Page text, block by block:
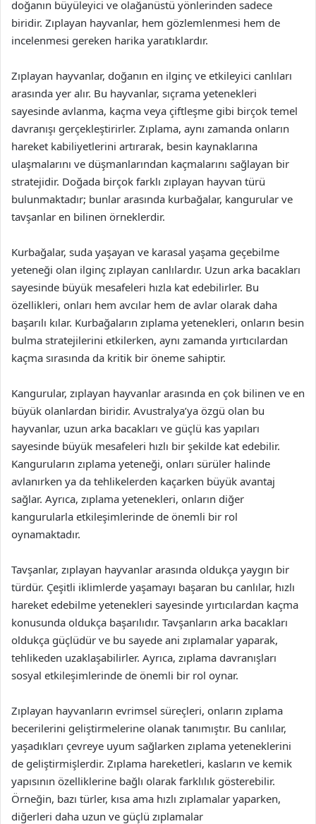
doğanın büyüleyici ve olağanüstü yönlerinden sadece
biridir. Zıplayan hayvanlar, hem gözlemlenmesi hem de
incelenmesi gereken harika yaratıklardır.
Zıplayan hayvanlar, doğanın en ilginç ve etkileyici canlıları
arasında yer alır. Bu hayvanlar, sıçrama yetenekleri
sayesinde avlanma, kaçma veya çiftleşme gibi birçok temel
davranışı gerçekleştirirler. Zıplama, aynı zamanda onların
hareket kabiliyetlerini artırarak, besin kaynaklarına
ulaşmalarını ve düşmanlarından kaçmalarını sağlayan bir
stratejidir. Doğada birçok farklı zıplayan hayvan türü
bulunmaktadır; bunlar arasında kurbağalar, kangurular ve
tavşanlar en bilinen örneklerdir.
Kurbağalar, suda yaşayan ve karasal yaşama geçebilme
yeteneği olan ilginç zıplayan canlılardır. Uzun arka bacakları
sayesinde büyük mesafeleri hızla kat edebilirler. Bu
özellikleri, onları hem avcılar hem de avlar olarak daha
başarılı kılar. Kurbağaların zıplama yetenekleri, onların besin
bulma stratejilerini etkilerken, aynı zamanda yırtıcılardan
kaçma sırasında da kritik bir öneme sahiptir.
Kangurular, zıplayan hayvanlar arasında en çok bilinen ve en
büyük olanlardan biridir. Avustralya’ya özgü olan bu
hayvanlar, uzun arka bacakları ve güçlü kas yapıları
sayesinde büyük mesafeleri hızlı bir şekilde kat edebilir.
Kanguruların zıplama yeteneği, onları sürüler halinde
avlanırken ya da tehlikelerden kaçarken büyük avantaj
sağlar. Ayrıca, zıplama yetenekleri, onların diğer
kangurularla etkileşimlerinde de önemli bir rol
oynamaktadır.
Tavşanlar, zıplayan hayvanlar arasında oldukça yaygın bir
türdür. Çeşitli iklimlerde yaşamayı başaran bu canlılar, hızlı
hareket edebilme yetenekleri sayesinde yırtıcılardan kaçma
konusunda oldukça başarılıdır. Tavşanların arka bacakları
oldukça güçlüdür ve bu sayede ani zıplamalar yaparak,
tehlikeden uzaklaşabilirler. Ayrıca, zıplama davranışları
sosyal etkileşimlerinde de önemli bir rol oynar.
Zıplayan hayvanların evrimsel süreçleri, onların zıplama
becerilerini geliştirmelerine olanak tanımıştır. Bu canlılar,
yaşadıkları çevreye uyum sağlarken zıplama yeteneklerini
de geliştirmişlerdir. Zıplama hareketleri, kasların ve kemik
yapısının özelliklerine bağlı olarak farklılık gösterebilir.
Örneğin, bazı türler, kısa ama hızlı zıplamalar yaparken,
diğerleri daha uzun ve güçlü zıplamalar